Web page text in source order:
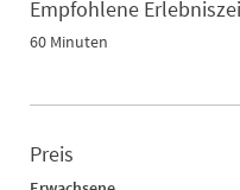
Empfohlene
60 Minuten
Preis